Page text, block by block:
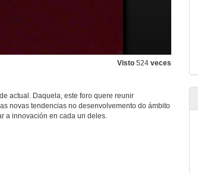
Visto 524 veces
actual. Daquela, este foro quere reunir
novas tendencias no desenvolvemento do ámbito
a innovación en cada un deles.